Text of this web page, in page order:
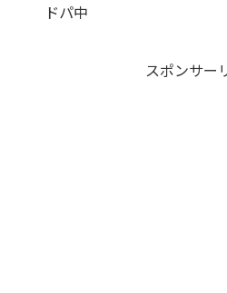
ドパ中
スポンサー